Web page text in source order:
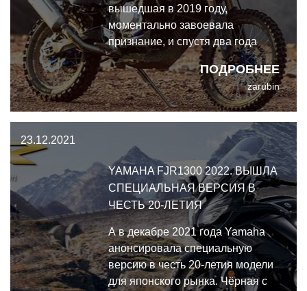
ПОДРОБНЕЕ
вышедшая в 2019 году,
моментально завоевала
признание, и спустя два года
производитель представил
более хардкорный Raid Prototype
на её основе. А патентные
заявки, недавно поданные
Yamaha, говорят о том, что этот
прототип в самом скором
времени превратится в
серийную модель.
zarubin
23.12.2021
YAMAHA FJR1300 2022. ВЫШЛА
СПЕЦИАЛЬНАЯ ВЕРСИЯ В
ЧЕСТЬ 20-ЛЕТИЯ
А в декабре 2021 года Yamaha
анонсировала специальную
версию в честь 20-летия модели
для японского рынка. Чёрная с